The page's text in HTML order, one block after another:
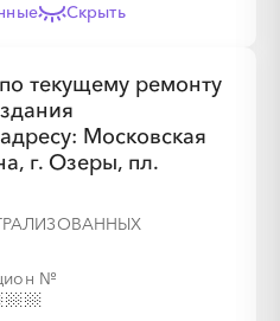
Скрыть
текущему ремонту
Московская
г. Озеры, пл.
№